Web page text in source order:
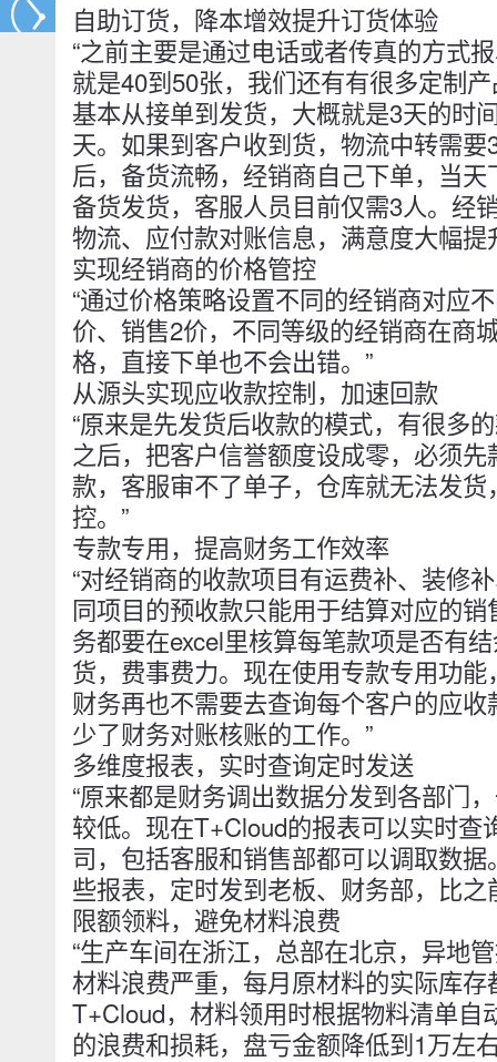
自助订货，降本增效提升订货体验
“之前主要是通过电话或者传真的方式
就是40到50张，我们还有有很多定制
基本从接单到发货，大概就是3天的时
天。如果到客户收到货，物流中转需
后，备货流畅，经销商自己下单，当
备货发货，客服人员目前仅需3人。经
物流、应付款对账信息，满意度大幅提
实现经销商的价格管控
“通过价格策略设置不同的经销商对应
价、销售2价，不同等级的经销商在商
格，直接下单也不会出错。”
从源头实现应收款控制，加速回款
“原来是先发货后收款的模式，有很多
之后，把客户信誉额度设成零，必须
款，客服审不了单子，仓库就无法发
控。”
专款专用，提高财务工作效率
“对经销商的收款项目有运费补、装修
同项目的预收款只能用于结算对应的
务都要在excel里核算每笔款项是否有
货，费事费力。现在使用专款专用功
财务再也不需要去查询每个客户的应
少了财务对账核账的工作。”
多维度报表，实时查询定时发送
“原来都是财务调出数据分发到各部门
较低。现在T+Cloud的报表可以实时查
司，包括客服和销售部都可以调取数
些报表，定时发到老板、财务部，比之
限额领料，避免材料浪费
“生产车间在浙江，总部在北京，异地
材料浪费严重，每月原材料的实际库
T+Cloud，材料领用时根据物料清单自
的浪费和损耗，盘亏金额降低到1万左